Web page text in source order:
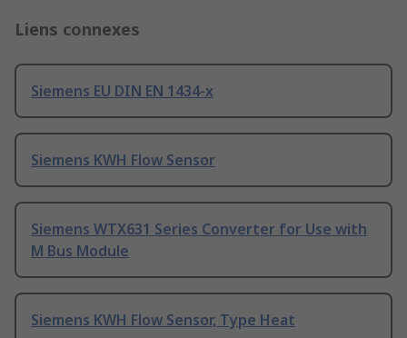
Liens connexes
Siemens EU DIN EN 1434-x
Siemens KWH Flow Sensor
Siemens WTX631 Series Converter for Use with
M Bus Module
Siemens KWH Flow Sensor, Type Heat